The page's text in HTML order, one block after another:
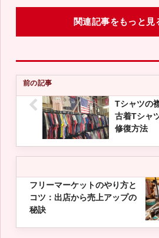
関連記事をもっと見
Tシャツの
古着Tシャ
修復方法
フリーマーケットのやり方と
コツ：出店から売上アップの
秘訣